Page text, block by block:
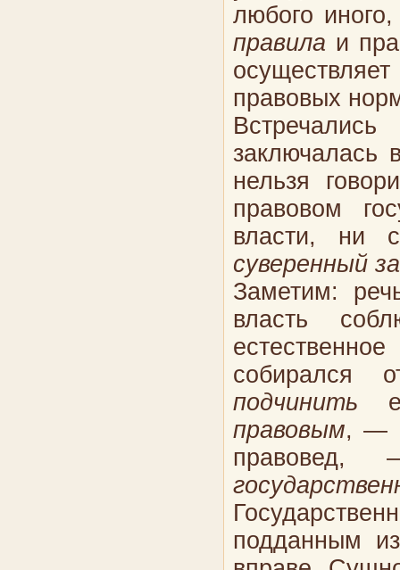
любого
правила и
правовых
заключалась
нельзя
правовом
власти, ни
суверенный
Заметим:
власть
собирался
подчинить
правовым, —
подданным